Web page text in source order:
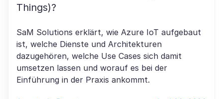
Things)?
SaM Solutions erklärt, wie Azure IoT aufgebaut
ist, welche Dienste und Architekturen
dazugehören, welche Use Cases sich damit
umsetzen lassen und worauf es bei der
Einführung in der Praxis ankommt.